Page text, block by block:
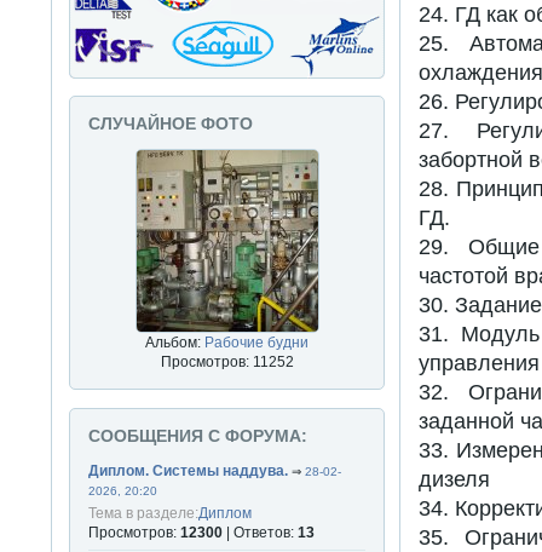
24. ГД как
25.
26.
27.
забортной
28.
ГД.
29. Общие
частотой
30.
31. Модуль
управления
32.
заданной
33.
дизеля
34.
35.
СЛУЧАЙНОЕ ФОТО
Альбом: Рабочие будни
Просмотров: 11252
СООБЩЕНИЯ С ФОРУМА:
Диплом. Системы наддува. ⇒28-02-
2026, 20:20
Тема в разделе:Диплом
Просмотров:12300 | Ответов:13